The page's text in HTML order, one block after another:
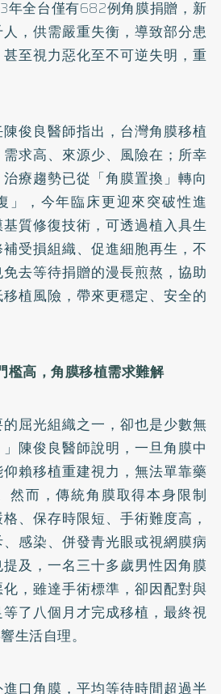
年全台僅有682例角膜捐贈，新
，供需嚴重失衡，導致部分患
至視力惡化至不可逆失明，重
俊良醫師指出，台灣角膜移植
求高、來源少、風險在；所幸
療趨勢已從「角膜置換」轉向
」，今年臨床更迎來突破性進
質修復技術，可透過植入具生
受損組織、促進細胞再生，不
去等待捐贈的漫長煎熬，協助
植風險，帶來更穩定、安全的
檻高，角膜移植需求難解
的屈光組織之一，卻也是少數無
陳俊良醫師說明，一旦角膜中
賴移植重建視力，無法單靠藥
然而，傳統角膜取得本身限制
、保存時限短、手術難度高，
感染、併發青光眼或視網膜病
及，一名三十多歲男性因角膜
，雖達手術標準，卻因配對與
了八個月才完成移植，最終視
生活自理。
口角膜，平均等待時間超過半